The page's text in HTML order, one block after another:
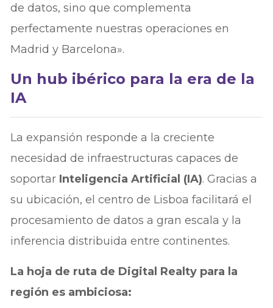
de datos, sino que complementa
perfectamente nuestras operaciones en
Madrid y Barcelona».
Un hub ibérico para la era de la
IA
La expansión responde a la creciente
necesidad de infraestructuras capaces de
soportar Inteligencia Artificial (IA). Gracias a
su ubicación, el centro de Lisboa facilitará el
procesamiento de datos a gran escala y la
inferencia distribuida entre continentes.
La hoja de ruta de Digital Realty para la
región es ambiciosa: